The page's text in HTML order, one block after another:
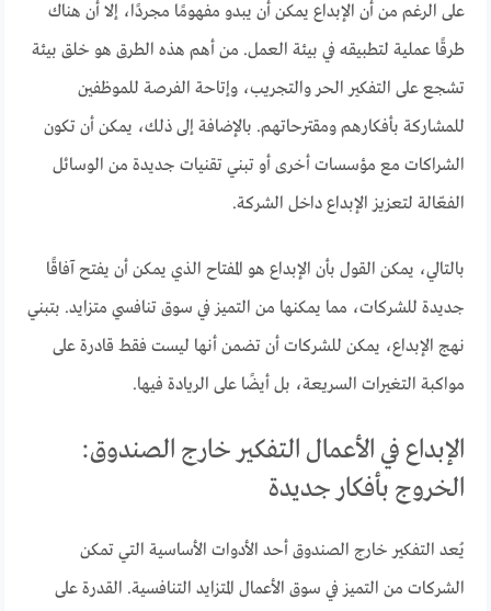
على الرغم من أن الإبداع يمكن أن يبدو مفهومًا مجردًا، إلا أن هناك
طرقًا عملية لتطبيقه في بيئة العمل. من أهم هذه الطرق هو خلق بيئة
تشجع على التفكير الحر والتجريب، وإتاحة الفرصة للموظفين
للمشاركة بأفكارهم ومقترحاتهم. بالإضافة إلى ذلك، يمكن أن تكون
الشراكات مع مؤسسات أخرى أو تبني تقنيات جديدة من الوسائل
الفعّالة لتعزيز الإبداع داخل الشركة.
بالتالي، يمكن القول بأن الإبداع هو المفتاح الذي يمكن أن يفتح آفاقًا
جديدة للشركات، مما يمكنها من التميز في سوق تنافسي متزايد. بتبني
نهج الإبداع، يمكن للشركات أن تضمن أنها ليست فقط قادرة على
مواكبة التغيرات السريعة، بل أيضًا على الريادة فيها.
الإبداع في الأعمال التفكير خارج الصندوق:
الخروج بأفكار جديدة
يُعد التفكير خارج الصندوق أحد الأدوات الأساسية التي تمكن
الشركات من التميز في سوق الأعمال المتزايد التنافسية. القدرة على